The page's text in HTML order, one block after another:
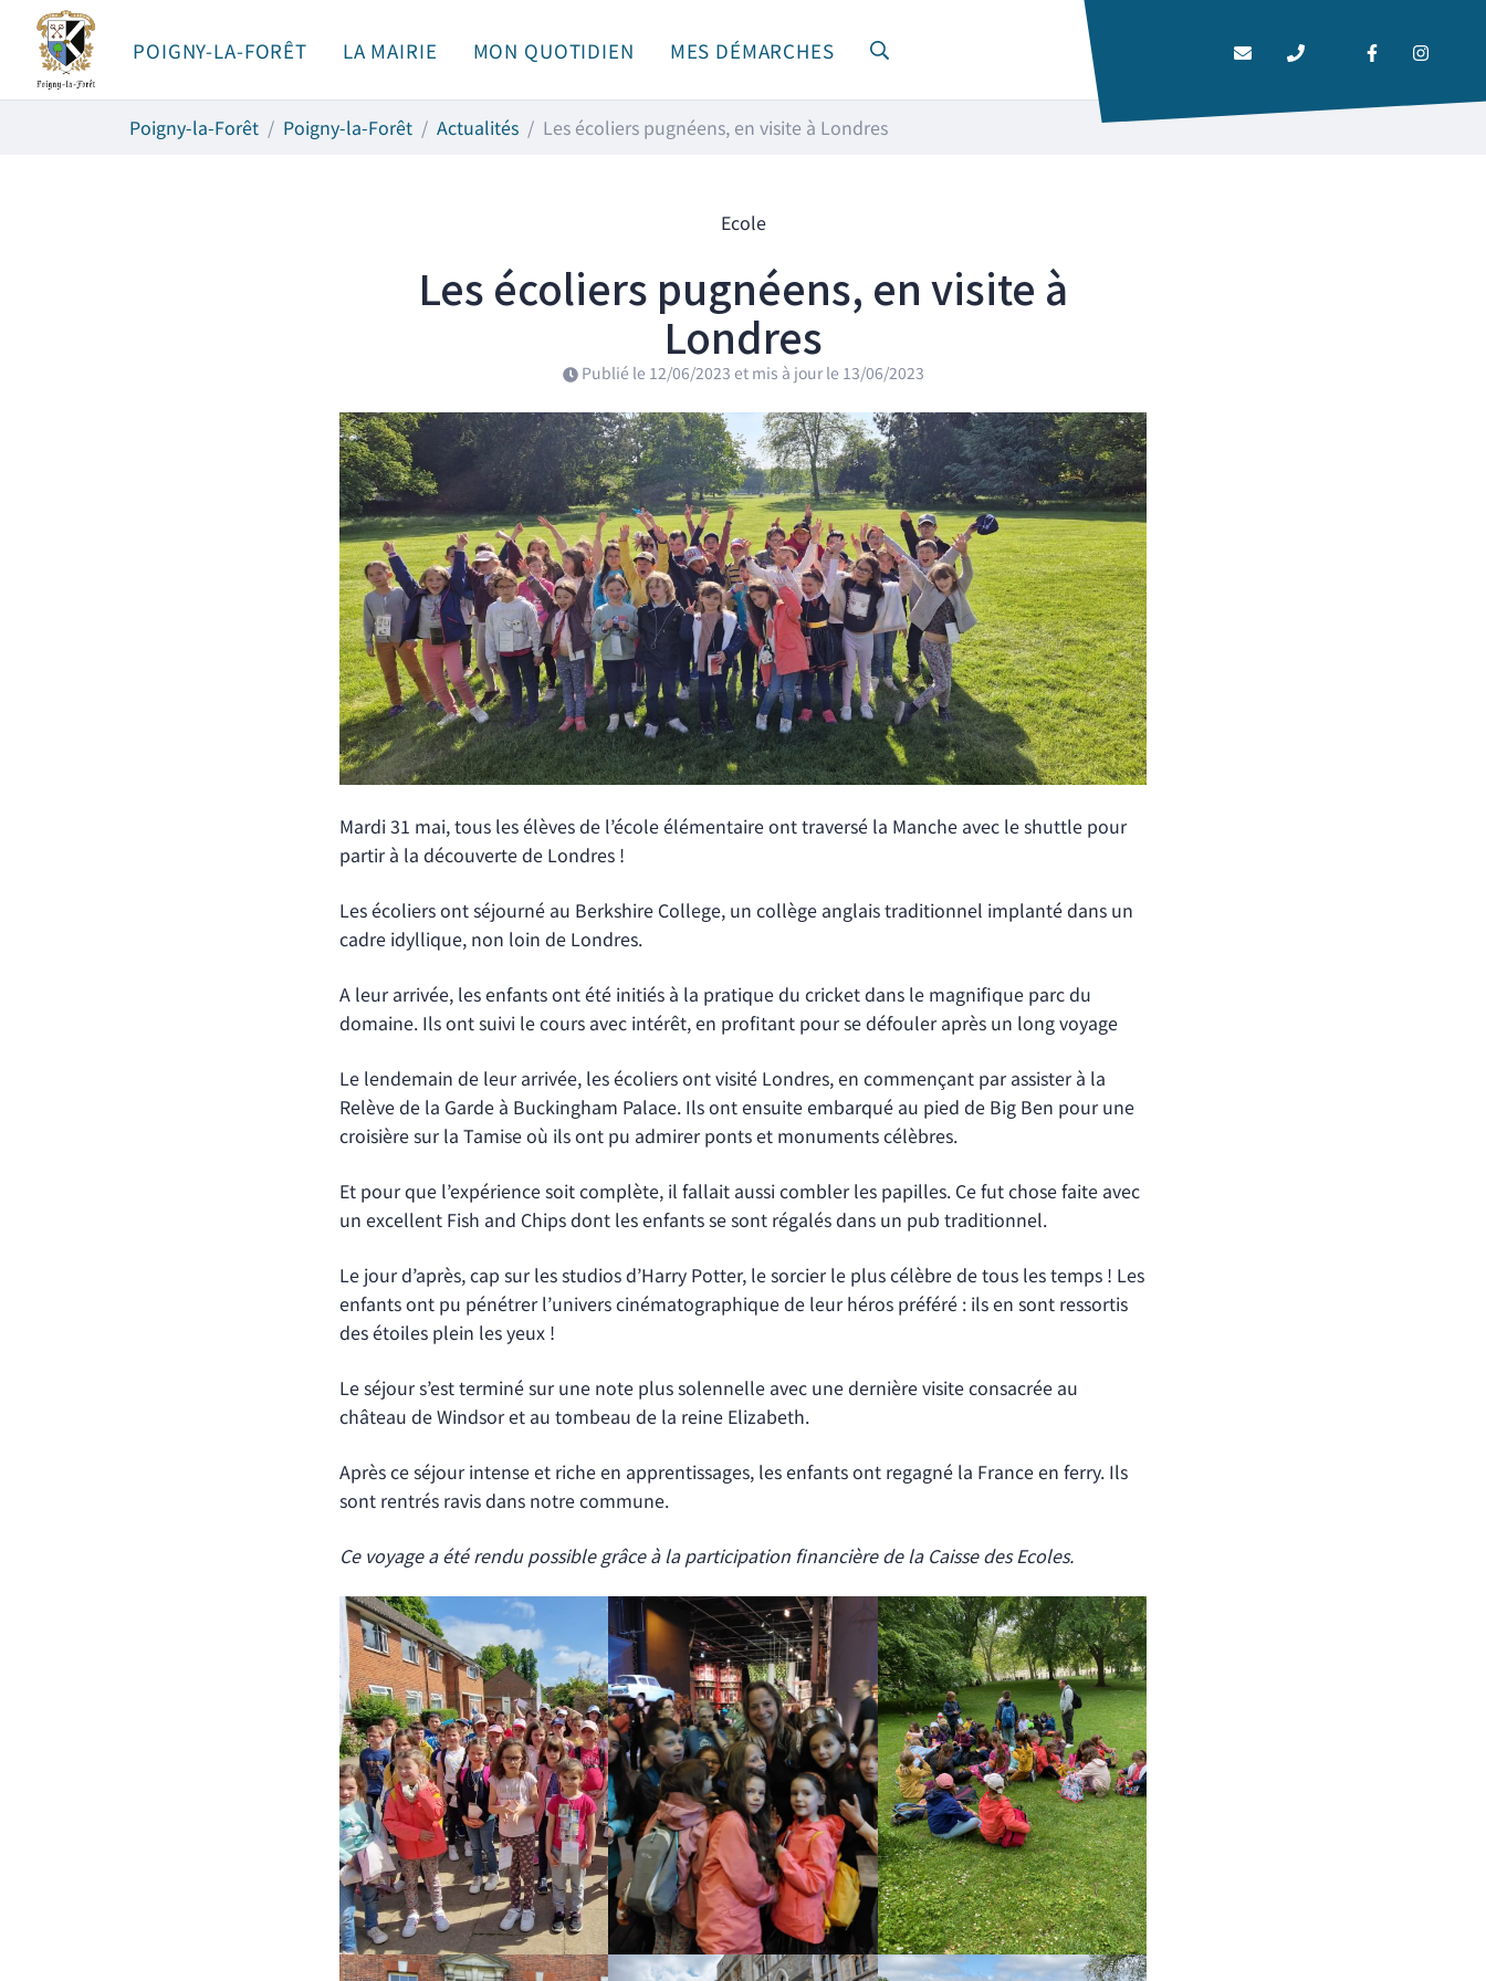
Gestion des traceurs
contenu
POIGNY-LA-FORÊT LA MAIRIE MON QUOTIDIEN MES DÉMARCHES RECHERCHE Nous contacter
01 34 84 71 20
Poigny-la-Forêt Poigny-la-Forêt Actualités Les écoliers pugnéens, en visite à Londres
Ecole
Les écoliers pugnéens, en visite à
Londres
Publié le 12/06/2023 et mis à jour le 13/06/2023
Mardi 31 mai, tous les élèves de l’école élémentaire ont traversé la Manche avec le shuttle pour
partir à la découverte de Londres !
Les écoliers ont séjourné au Berkshire College, un collège anglais traditionnel implanté dans un
cadre idyllique, non loin de Londres.
A leur arrivée, les enfants ont été initiés à la pratique du cricket dans le magnifique parc du
domaine. Ils ont suivi le cours avec intérêt, en profitant pour se défouler après un long voyage
Le lendemain de leur arrivée, les écoliers ont visité Londres, en commençant par assister à la
Relève de la Garde à Buckingham Palace. Ils ont ensuite embarqué au pied de Big Ben pour une
croisière sur la Tamise où ils ont pu admirer ponts et monuments célèbres.
Et pour que l’expérience soit complète, il fallait aussi combler les papilles. Ce fut chose faite avec
un excellent Fish and Chips dont les enfants se sont régalés dans un pub traditionnel.
Le jour d’après, cap sur les studios d’Harry Potter, le sorcier le plus célèbre de tous les temps ! Les
enfants ont pu pénétrer l’univers cinématographique de leur héros préféré : ils en sont ressortis
des étoiles plein les yeux !
Le séjour s’est terminé sur une note plus solennelle avec une dernière visite consacrée au
château de Windsor et au tombeau de la reine Elizabeth.
Après ce séjour intense et riche en apprentissages, les enfants ont regagné la France en ferry. Ils
sont rentrés ravis dans notre commune.
Ce voyage a été rendu possible grâce à la participation financière de la Caisse des Ecoles.